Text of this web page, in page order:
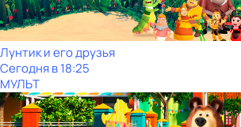
Лунтик и его друзья
Сегодня в 18:25
МУЛЬТ